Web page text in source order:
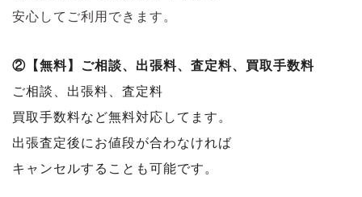
安心してご利用できます。
②【無料】ご相談、出張料、査定料、買取手数料
ご相談、出張料、査定料
買取手数料など無料対応してます。
出張査定後にお値段が合わなければ
キャンセルすることも可能です。